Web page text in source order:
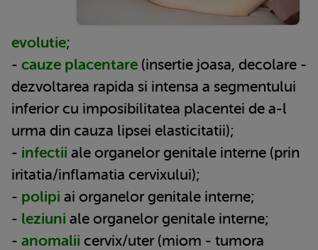
evolutie;
- cauze placentare (insertie joasa, decolare -
dezvoltarea rapida si intensa a segmentului
inferior cu imposibilitatea placentei de a-l
urma din cauza lipsei elasticitatii);
- infectii ale organelor genitale interne (prin
iritatia/inflamatia cervixului);
- polipi ai organelor genitale interne;
- leziuni ale organelor genitale interne;
- anomalii cervix/uter (miom - tumora